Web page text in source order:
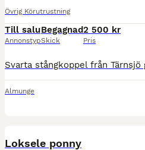
Övrig Körutrustning
Till salu
Annonstyp
Begagnad
Skick
2 500 kr
Pris
Svarta stångkoppel från Tärnsjö
Almunge
Loksele ponny